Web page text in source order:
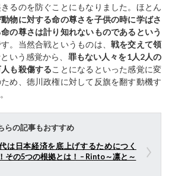
るのを防ぐことにもなりました。ほとん
動物に対する命の尊さを子供の時に学ばさ
の尊さは計り知れないものであるという
。当然合戦というものは、戦を交えて領
という感覚から、 罪もない人々を1人2人の
も殺傷することになるといった感覚に変
め、徳川政権に対して反旗を翻す動機す
らの記事もおすすめ
は日本経済を底上げするためにつく
その5つの根拠とは！ – Rinto～凛と～